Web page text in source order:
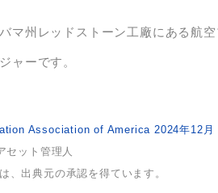
マ州レッドストーン工廠にある航
ャーです。
Association of America 2024年12月
セット管理人
、出典元の承認を得ています。